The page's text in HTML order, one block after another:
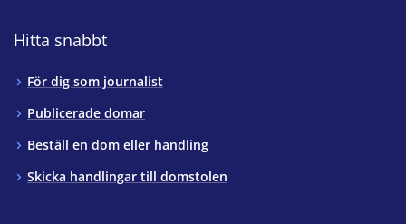
Hitta snabbt
För dig som journalist
Publicerade domar
Beställ en dom eller handling
Skicka handlingar till domstolen